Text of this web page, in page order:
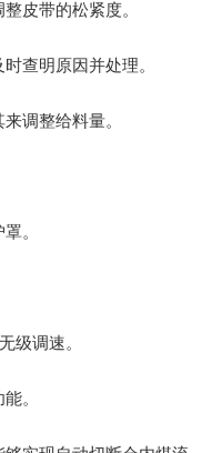
皮带的松紧度。
查明原因并处理。
调整给料量。
。‌
级调速。
。